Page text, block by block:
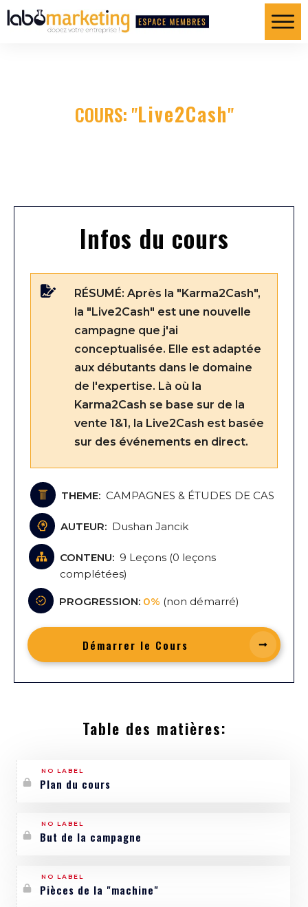
COURS: "Live2Cash"
Infos du cours
RÉSUMÉ: Après la "Karma2Cash",
la "Live2Cash" est une nouvelle
campagne que j'ai
conceptualisée. Elle est adaptée
aux débutants dans le domaine
de l'expertise. Là où la
Karma2Cash se base sur de la
vente 1&1, la Live2Cash est basée
sur des événements en direct.
THEME: CAMPAGNES & ÉTUDES DE CAS
AUTEUR: Dushan Jancik
CONTENU: 9 Leçons (0 leçons
complétées)
PROGRESSION: 0% (non démarré)
Démarrer le Cours
Table des matières:
NO LABEL
Plan du cours
NO LABEL
But de la campagne
NO LABEL
Pièces de la "machine"